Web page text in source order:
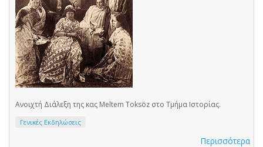
Ανοιχτή Διάλεξη της κας Meltem Toksöz στο Τμήμα Ιστορίας.
Γενικές Εκδηλώσεις
Περισσότερα